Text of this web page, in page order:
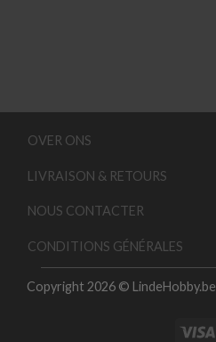
OVER ONS
LIVRAISON & RETOURS
NOUS CONTACTER
CONDITIONS GÉNÉRALES
Copyright 2026 © LindeHobby.be